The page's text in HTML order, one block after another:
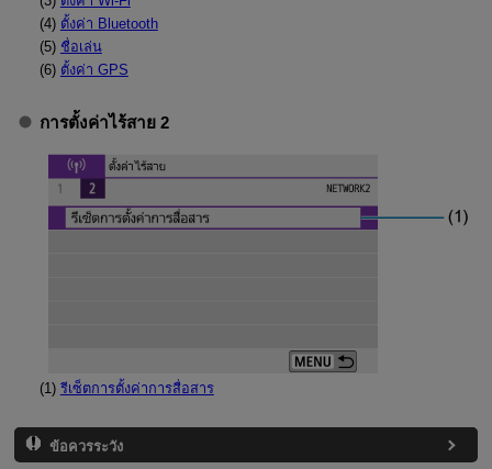
(4) ตั้งค่า Bluetooth
(5) ชื่อเล่น
(6) ตั้งค่า GPS
การตั้งค่าไร้สาย 2
(1) รีเซ็ตการตั้งค่าการสื่อสาร
ข้อควรระวัง